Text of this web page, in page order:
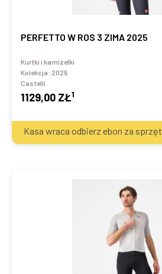
PERFETTO W ROS 3 ZIMA 2025
Kurtki i kamizelki
Kolekcja: 2025
Castelli
1129,00 ZŁ1
Kasa wraca odbierz ebon za sprzęt